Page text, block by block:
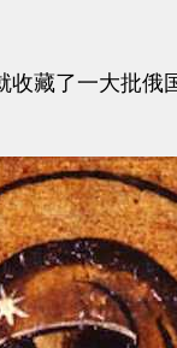
收藏了一大批